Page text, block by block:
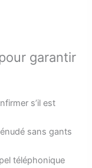
garantir
s’il est
sans gants
téléphonique